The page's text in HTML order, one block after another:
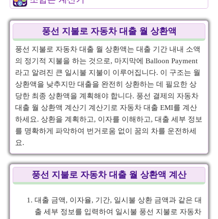
풍선 지불로 자동차 대출 월 상환액
풍선 지불로 자동차 대출 월 상환액는 대출 기간 내내 소액
의 정기적 지불을 하는 것으로, 마지막에 Balloon Payment
라고 알려진 큰 일시불 지불이 이루어집니다. 이 구조는 월
상환액을 낮추지만 대출을 완전히 상환하는 데 필요한 상
당한 최종 상환액을 계획해야 합니다. 풍선 결제의 자동차
대출 월 상환액 계산기 계산기로 자동차 대출 EMI를 계산
하세요. 상환을 계획하고, 이자를 이해하고, 대출 세부 정보
를 명확하게 파악하여 번거로움 없이 꿈의 차를 운전하세
요.
풍선 지불로 자동차 대출 월 상환액 계산
대출 금액, 이자율, 기간, 일시불 상환 금액과 같은 대
출 세부 정보를 입력하여 일시불 풍선 지불로 자동차